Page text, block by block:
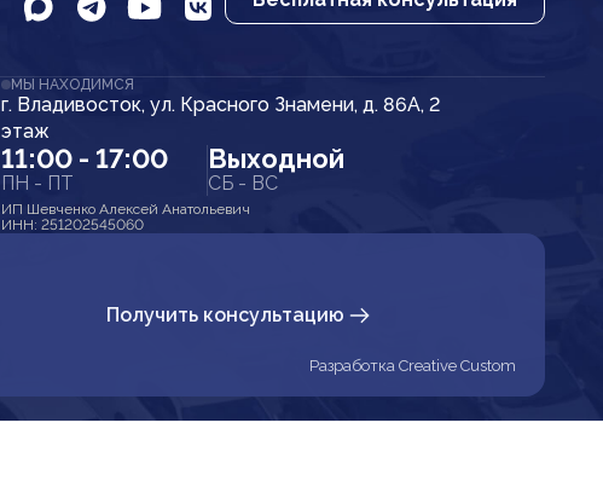
МЫ НАХОДИМСЯ
г. Владивосток, ул. Красного Знамени, д. 86А, 2
этаж
11:00 - 17:00
ПН - ПТ
Выходной
СБ - ВС
ИП Шевченко Алексей Анатольевич
ИНН: 251202545060
Получить консультацию
Разработка Creative Custom